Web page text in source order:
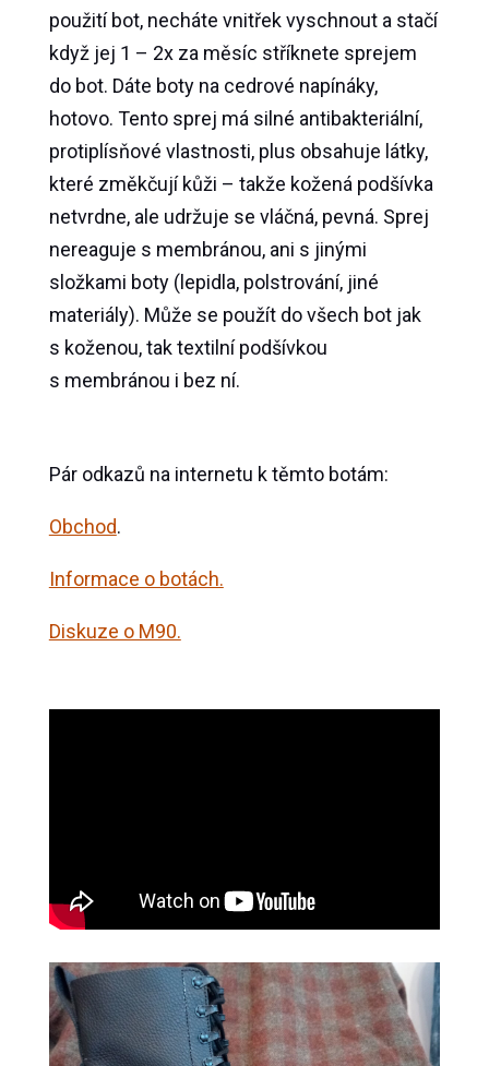
použití bot, necháte vnitřek vyschnout a stačí
když jej 1 – 2x za měsíc stříknete sprejem
do bot. Dáte boty na cedrové napínáky,
hotovo. Tento sprej má silné antibakteriální,
protiplísňové vlastnosti, plus obsahuje látky,
které změkčují kůži – takže kožená podšívka
netvrdne, ale udržuje se vláčná, pevná. Sprej
nereaguje s membránou, ani s jinými
složkami boty (lepidla, polstrování, jiné
materiály). Může se použít do všech bot jak
s koženou, tak textilní podšívkou
s membránou i bez ní.
Pár odkazů na internetu k těmto botám:
Obchod.
Informace o botách.
Diskuze o M90.